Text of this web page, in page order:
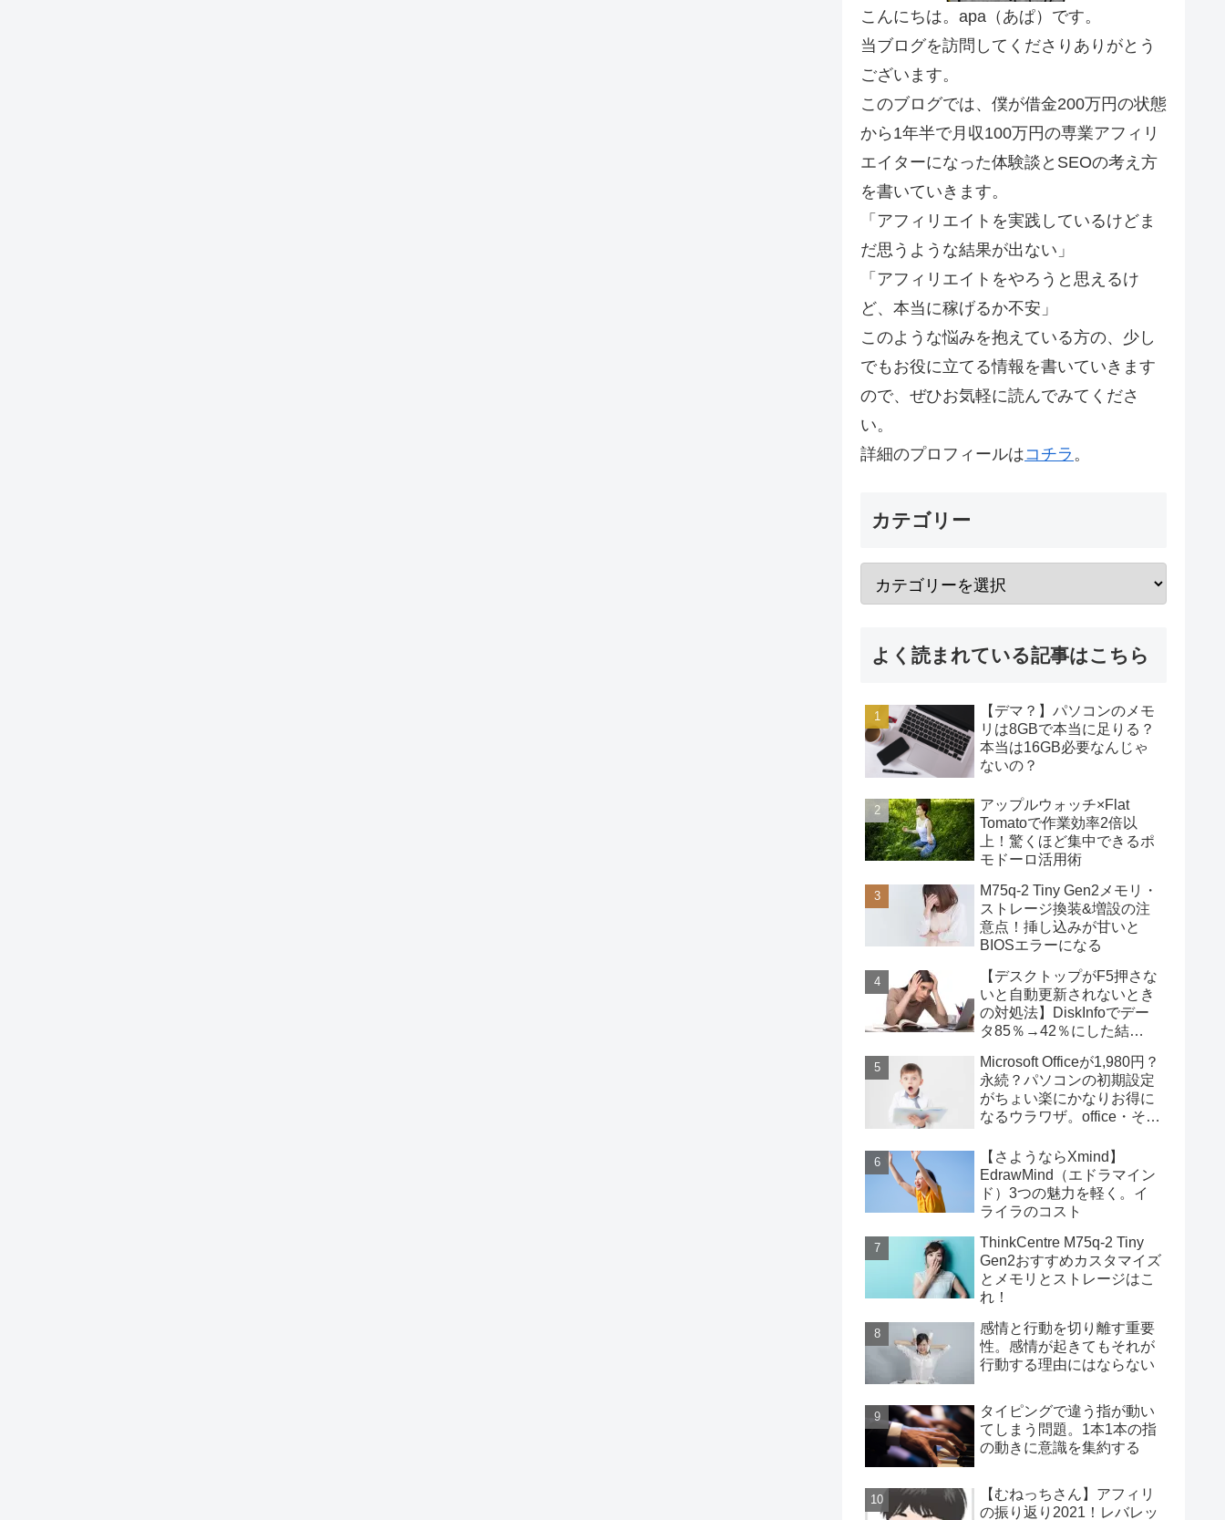
こんにちは。apa（あぱ）です。
当ブログを訪問してくださりありがとう
ございます。
このブログでは、僕が借金200万円の状態
から1年半で月収100万円の専業アフィリ
エイターになった体験談とSEOの考え方
を書いていきます。
「アフィリエイトを実践しているけどま
だ思うような結果が出ない」
「アフィリエイトをやろうと思えるけ
ど、本当に稼げるか不安」
このような悩みを抱えている方の、少し
でもお役に立てる情報を書いていきます
ので、ぜひお気軽に読んでみてくださ
い。
詳細のプロフィールはコチラ 。
カテゴリー
よく読まれている記事はこちら
【デマ？】パソコンのメモ
リは8GBで本当に足りる？
本当は16GB必要なんじゃ
ないの？
アップルウォッチ×Flat
Tomatoで作業効率2倍以
上！驚くほど集中できるポ
モドーロ活用術
M75q-2 Tiny Gen2メモリ・
ストレージ換装&増設の注
意点！挿し込みが甘いと
BIOSエラーになる
【デスクトップがF5押さな
いと自動更新されないとき
の対処法】DiskInfoでデー
タ85％→42％にした結
Microsoft Officeが1,980円？
永続？パソコンの初期設定
がちょい楽にかなりお得に
なるウラワザ。office・その
【さようならXmind】
EdrawMind（エドラマイン
ド）3つの魅力を軽く。イ
ライラのコスト
ThinkCentre M75q-2 Tiny
Gen2おすすめカスタマイズ
とメモリとストレージはこ
れ！
感情と行動を切り離す重要
性。感情が起きてもそれが
行動する理由にはならない
タイピングで違う指が動い
てしまう問題。1本1本の指
の動きに意識を集約する
【むねっちさん】アフィリ
の振り返り2021！レバレッ